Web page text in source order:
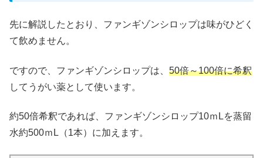
先に解説したとおり、ファンギゾンシロップは味がひどく
て飲めません。
ですので、ファンギゾンシロップは、 50倍～100倍に希釈
してうがい薬として使います。
約50倍希釈であれば、ファンギゾンシロップ10ｍLを蒸留
水約500ｍL（1本）に加えます。